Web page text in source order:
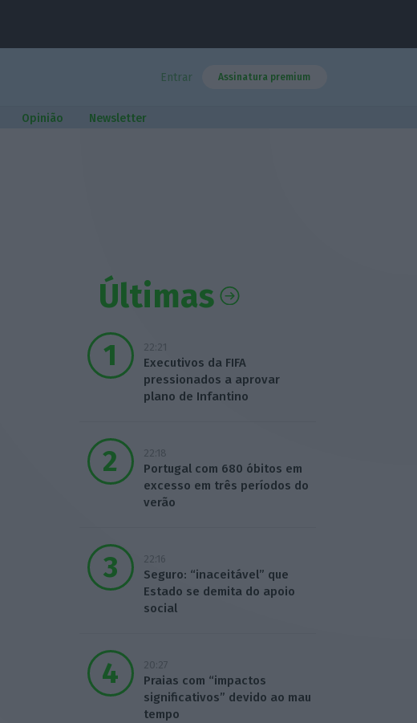
Entrar Assinatura premium
Opinião Newsletter
Últimas
22:21
Executivos da FIFA
pressionados a aprovar
plano de Infantino
22:18
Portugal com 680 óbitos em
excesso em três períodos do
verão
22:16
Seguro: “inaceitável” que
Estado se demita do apoio
social
20:27
Praias com “impactos
significativos” devido ao mau
tempo